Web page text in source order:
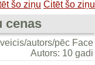
šo ziņu Citēt šo ziņu
cenas
veicis/autors/pēc Face
Autors: 10 gadi